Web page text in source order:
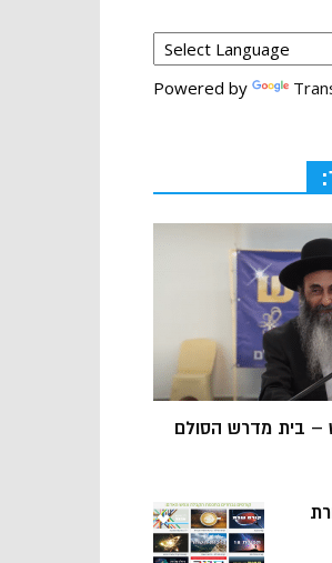
Powered by
– בית מדרש הסולם